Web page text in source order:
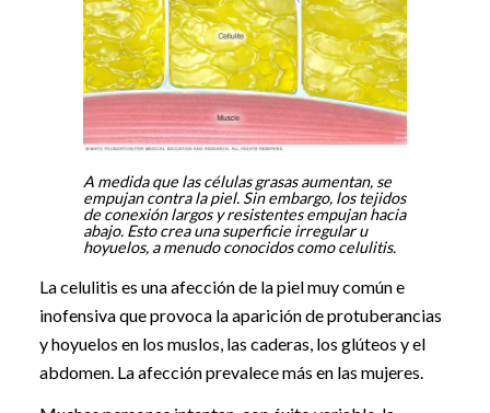
A medida que las células grasas aumentan, se
empujan contra la piel. Sin embargo, los tejidos
de conexión largos y resistentes empujan hacia
abajo. Esto crea una superficie irregular u
hoyuelos, a menudo conocidos como celulitis.
La celulitis es una afección de la piel muy común e
inofensiva que provoca la aparición de protuberancias
y hoyuelos en los muslos, las caderas, los glúteos y el
abdomen. La afección prevalece más en las mujeres.